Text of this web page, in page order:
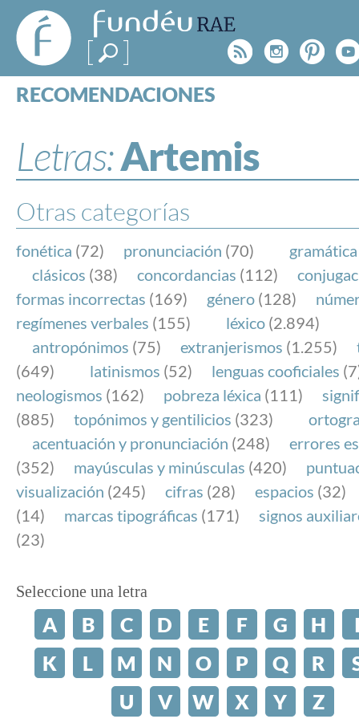
FundéuRAE
- Fundación
del Español
Urgente
Rss
RECOMENDACIONES
ESPECIALES
BLOG
NOTICIAS
SOBRE LA FUNDÉURAE
FundéuRAE es una fundación patrocinada por la
y la Real Academia Española, cuyo objetivo es
el buen uso del español en los medios de
Internet.
Letras:Artemis
Otras categorías
fonética (72) pronunciación (70) gramática
clásicos (38) concordancias (112)
formas incorrectas (169) género (128)
regímenes verbales (155) léxico (2.894)
antropónimos (75) extranjerismos (1.255)
(649)
latinismos (52) lenguas cooficiales
neologismos (162) pobreza léxica (111)
(885)
topónimos y gentilicios (323)
acentuación y pronunciación (248)
errores
(352)
mayúsculas y minúsculas (420)
visualización (245) cifras (28) espacios (32)
(14)
marcas tipográficas (171)
signos
(23)
Seleccione una letra
A B C D E F G H
K
L M N O P Q R
U
V W X Y Z